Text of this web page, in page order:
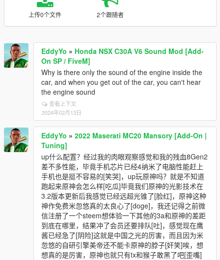
上传0个文件 2个跟随者
EddyYo » Honda NSX C30A V6 Sound Mod [Add-
On SP / FiveM]
Why is there only the sound of the engine inside the
car, and when you get out of the car, you can't hear
the engine sound
查看上下文
2024年02月13日
EddyYo » 2022 Maserati MC20 Mansory [Add-On |
Tuning]
up什么配置？经过我的肉眼观察感觉和我的残血8Gen2
差不多性能，毕竟手机芯片已经4纳米了电脑性能赶上
手机也是挺不容易的[笑哭]，up玩原神吗？就是不知道
跑起来原神会怎么样[吃瓜]毕竟我们原神的光影技术在
3.2版本更新后我感觉已经远超光锥了[脸红]，原神这种
神作免费米忽悠真的太良心了[doge]，我还记得之前微
信注册了一个steem想体验一下其他的3a和原神的差距
到底在哪里，结果冲了会员还要排队[吐]，感觉现在鹰
酱已经急了[阴险]这就是中国之光的厉害，而且因为米
忽悠的自研引擎美帝还不能卡原神的脖子[奸笑]唉，想
想真的是厉害，原神也就只有tx和猴子敢黑了吧[歪嘴]